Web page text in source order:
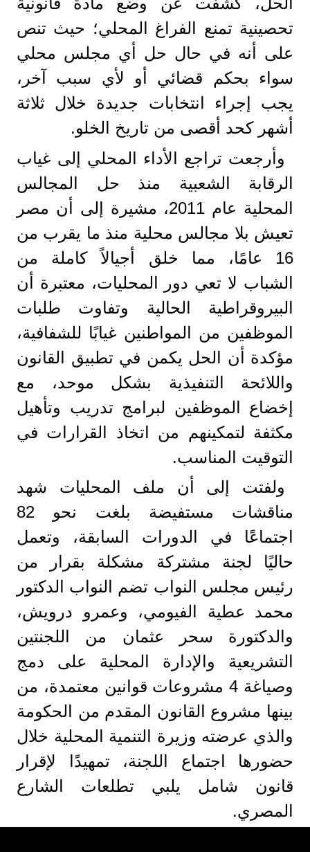
تحصينية تمنع الفراغ المحلي؛ حيث تنص
على أنه في حال حل أي مجلس محلي
سواء بحكم قضائي أو لأي سبب آخر،
يجب إجراء انتخابات جديدة خلال ثلاثة
أشهر كحد أقصى من تاريخ الخلو.
​وأرجعت تراجع الأداء المحلي إلى غياب
الرقابة الشعبية منذ حل المجالس
المحلية عام 2011، مشيرة إلى أن مصر
تعيش بلا مجالس محلية منذ ما يقرب من
16 عامًا، مما خلق أجيالاً كاملة من
الشباب لا تعي دور المحليات، معتبرة أن
البيروقراطية الحالية وتفاوت طلبات
الموظفين من المواطنين غيابًا للشفافية،
مؤكدة أن الحل يكمن في تطبيق القانون
واللائحة التنفيذية بشكل موحد، مع
إخضاع الموظفين لبرامج تدريب وتأهيل
مكثفة لتمكينهم من اتخاذ القرارات في
التوقيت المناسب.
ولفتت إلى أن ملف المحليات شهد
مناقشات مستفيضة بلغت نحو 82
اجتماعًا في الدورات السابقة، وتعمل
حاليًا لجنة مشتركة مشكلة بقرار من
رئيس مجلس النواب تضم النواب الدكتور
محمد عطية الفيومي، وعمرو درويش،
والدكتورة سحر عثمان من اللجنتين
التشريعية والإدارة المحلية على دمج
وصياغة 4 مشروعات قوانين معتمدة، من
بينها مشروع القانون المقدم من الحكومة
والذي عرضته وزيرة التنمية المحلية خلال
حضورها اجتماع اللجنة، تمهيدًا لإقرار
قانون شامل يلبي تطلعات الشارع
المصري.